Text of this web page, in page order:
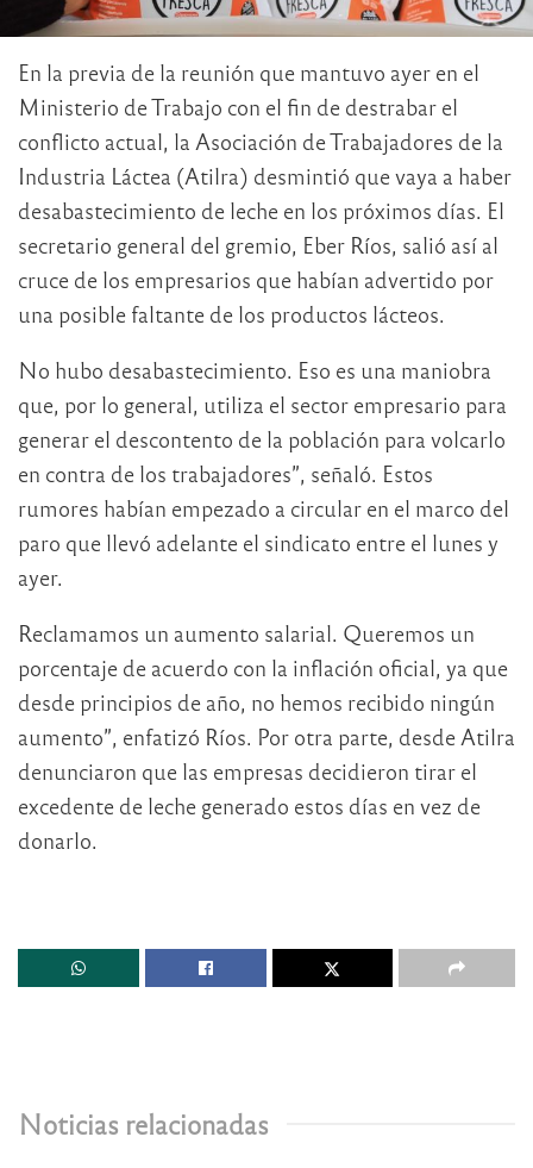
En la previa de la reunión que mantuvo ayer en el
Ministerio de Trabajo con el fin de destrabar el
conflicto actual, la Asociación de Trabajadores de la
Industria Láctea (Atilra) desmintió que vaya a haber
desabastecimiento de leche en los próximos días. El
secretario general del gremio, Eber Ríos, salió así al
cruce de los empresarios que habían advertido por
una posible faltante de los productos lácteos.
No hubo desabastecimiento. Eso es una maniobra
que, por lo general, utiliza el sector empresario para
generar el descontento de la población para volcarlo
en contra de los trabajadores”, señaló. Estos
rumores habían empezado a circular en el marco del
paro que llevó adelante el sindicato entre el lunes y
ayer.
Reclamamos un aumento salarial. Queremos un
porcentaje de acuerdo con la inflación oficial, ya que
desde principios de año, no hemos recibido ningún
aumento”, enfatizó Ríos. Por otra parte, desde Atilra
denunciaron que las empresas decidieron tirar el
excedente de leche generado estos días en vez de
donarlo.
Noticias relacionadas